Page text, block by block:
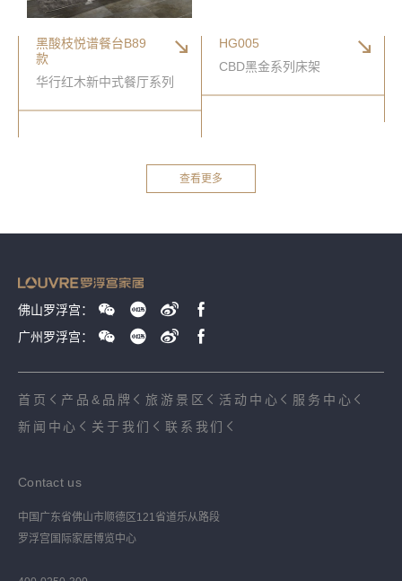
黑酸枝悦谱餐台B89
款
华行红木新中式餐厅系列
HG005
CBD黑金系列床架
查看更多
佛山罗浮宫：
广州罗浮宫：
首页 产品&品牌 旅游景区 活动中心
服务中心
新闻中心
关于我们 联系我们
Contact us
中国广东省佛山市顺德区121省道乐从路段
罗浮宫国际家居博览中心